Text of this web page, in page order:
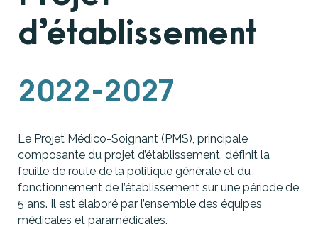
d’établissement
2022-2027
Le Projet Médico-Soignant (PMS), principale
composante du projet d’établissement, définit la
feuille de route de la politique générale et du
fonctionnement de l’établissement sur une période de
5 ans. Il est élaboré par l’ensemble des équipes
médicales et paramédicales.